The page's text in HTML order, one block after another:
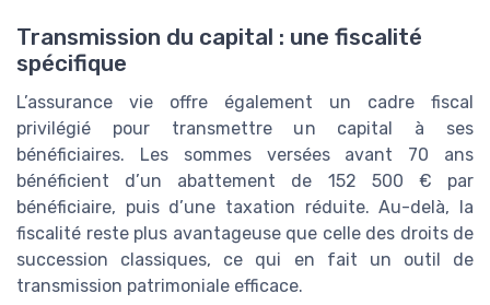
Transmission du capital : une fiscalité
spécifique
L’assurance vie offre également un cadre fiscal
privilégié pour transmettre un capital à ses
bénéficiaires. Les sommes versées avant 70 ans
bénéficient d’un abattement de 152 500 € par
bénéficiaire, puis d’une taxation réduite. Au-delà, la
fiscalité reste plus avantageuse que celle des droits de
succession classiques, ce qui en fait un outil de
transmission patrimoniale efficace.